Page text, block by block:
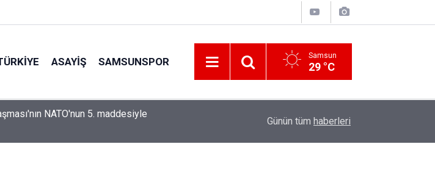
ASAYİŞ SAMSUNSPOR Samsun
29 °C
NATO'nun 5. maddesiyle
Küresel gıda fiyatları 3,5 yılın zirvesinde
Günün tüm haberleri